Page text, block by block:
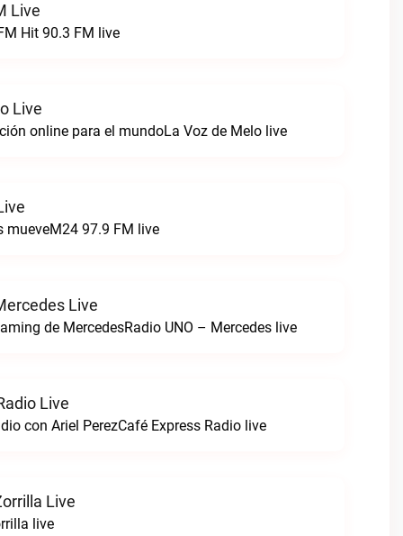
Live
Hit 90.3 FM live
Live
online para el mundoLa Voz de Melo live
mueveM24 97.9 FM live
Live
de MercedesRadio UNO – Mercedes live
Live
con Ariel PerezCafé Express Radio live
Live
live